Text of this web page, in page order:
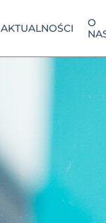
AKTUALNOŚCI
O